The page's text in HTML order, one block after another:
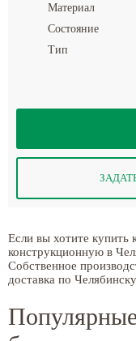
Материал
Состояние
Тип
Если вы хотите купить
конструкционную в
Собственное
доставка по